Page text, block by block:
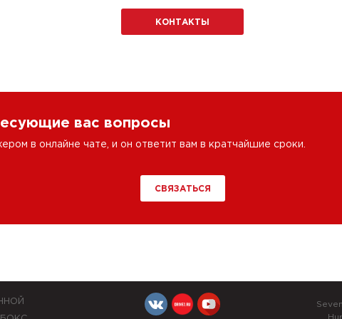
КОНТАКТЫ
вас вопросы
в онлайне чате, и он ответит вам в кратчайшие сроки.
СВЯЗАТЬСЯ